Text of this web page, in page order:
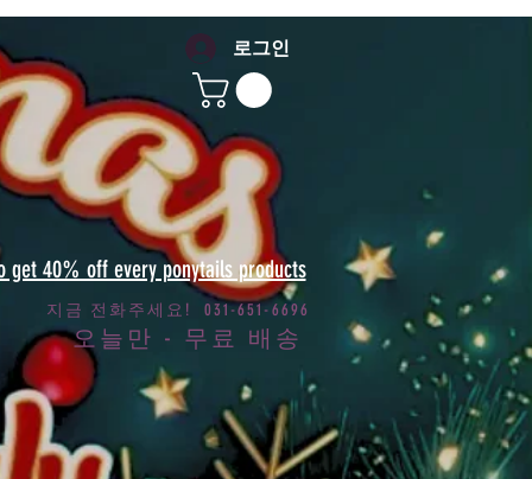
로그인
get 40% off every ponytails products
지금 전화주세요! 031-651-6696
오늘만 - 무료 배송